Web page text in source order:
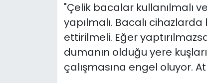
"Çelik bacalar kullanılmalı
yapılmalı. Bacalı
ettirilmeli. Eğer
dumanın olduğu yere
çalışmasına engel oluyor.